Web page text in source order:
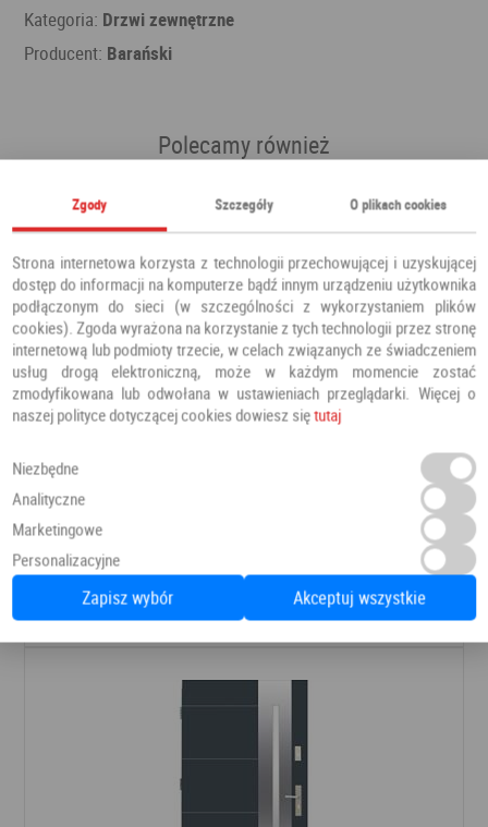
Kategoria: Drzwi zewnętrzne
Producent: Barański
Polecamy również
8 366,00 PLN
Dodaj do ulubionych
Zgody Szczegóły O plikach cookies
Strona internetowa korzysta z technologii przechowującej i uzyskującej
dostęp do informacji na komputerze bądź innym urządzeniu użytkownika
podłączonym do sieci (w szczególności z wykorzystaniem plików
cookies). Zgoda wyrażona na korzystanie z tych technologii przez stronę
internetową lub podmioty trzecie, w celach związanych ze świadczeniem
usług drogą elektroniczną, może w każdym momencie zostać
zmodyfikowana lub odwołana w ustawieniach przeglądarki. Więcej o
naszej polityce dotyczącej cookies dowiesz siętutaj
Niezbędne
Analityczne
Marketingowe
Personalizacyjne
Zapisz wybór Akceptuj wszystkie